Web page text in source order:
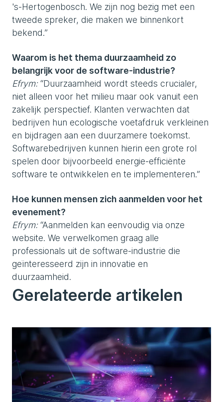
's-Hertogenbosch. We zijn nog bezig met een
tweede spreker, die maken we binnenkort
bekend.”
Waarom is het thema duurzaamheid zo
belangrijk voor de software-industrie?
Efrym:“Duurzaamheid wordt steeds crucialer,
niet alleen voor het milieu maar ook vanuit een
zakelijk perspectief. Klanten verwachten dat
bedrijven hun ecologische voetafdruk verkleinen
en bijdragen aan een duurzamere toekomst.
Softwarebedrijven kunnen hierin een grote rol
spelen door bijvoorbeeld energie-efficiënte
software te ontwikkelen en te implementeren.”
Hoe kunnen mensen zich aanmelden voor het
evenement?
Efrym:“Aanmelden kan eenvoudig via onze
website. We verwelkomen graag alle
professionals uit de software-industrie die
geïnteresseerd zijn in innovatie en
duurzaamheid.
Gerelateerde artikelen